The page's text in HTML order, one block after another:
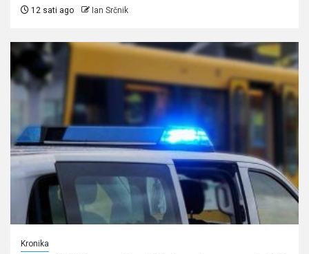
12 sati ago Ian Srčnik
Kronika